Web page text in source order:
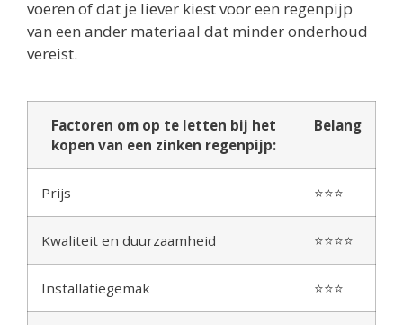
voeren of dat je liever kiest voor een regenpijp
van een ander materiaal dat minder onderhoud
vereist.
Factoren om op te letten bij het
kopen van een zinken regenpijp:
Belang
Prijs ⭐⭐⭐
Kwaliteit en duurzaamheid ⭐⭐⭐⭐
Installatiegemak ⭐⭐⭐